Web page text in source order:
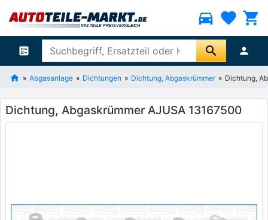
directions_car favorite shopping_cart
ballot search person
Abgasanlage Dichtungen Dichtung, Abgaskrümmer Dichtung,
Dichtung, Abgaskrümmer AJUSA 13167500